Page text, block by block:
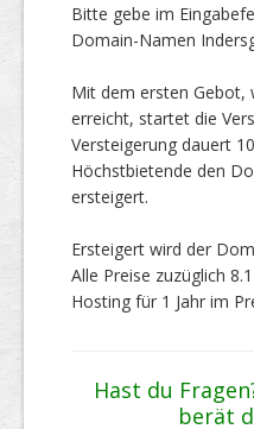
Bitte gebe im
Domain-Namen
Mit dem ersten Gebot,
erreicht, startet die
Versteigerung dauert
Höchstbietende den
ersteigert.
Ersteigert wird der
Alle Preise zuzüglich
Hosting für 1 Jahr im
Hast du
berät